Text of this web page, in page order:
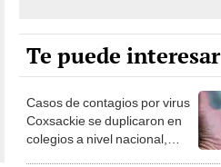
Te puede interesar
Casos de contagios por virus
Coxsackie se duplicaron en
colegios a nivel nacional,